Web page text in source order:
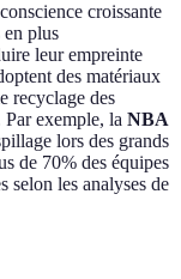
croissante
plus
leur empreinte
des matériaux
recyclage des
exemple, la NBA
lors des grands
de 70% des équipes
selon les analyses de